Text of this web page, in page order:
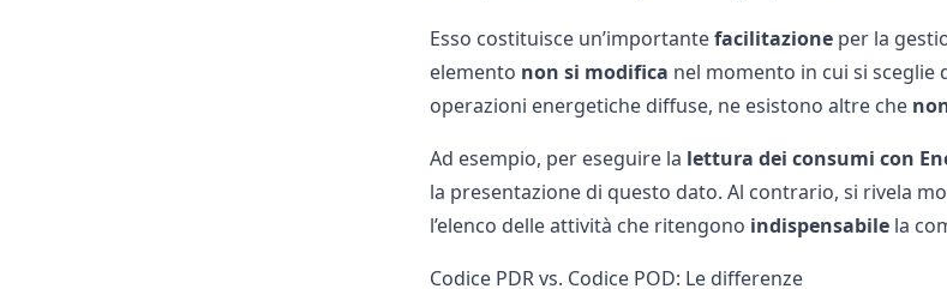
Esso costituisce un’importantefacilitazioneper la
elemento non si modifica nel momento in cui si
operazioni energetiche diffuse, ne esistono altre che
Ad esempio, per eseguire la lettura dei consumi con
la presentazione di questo dato. Al contrario, si rivela
l’elenco delle attività che ritengono indispensabilela
Codice PDR vs. Codice POD: Le differenze